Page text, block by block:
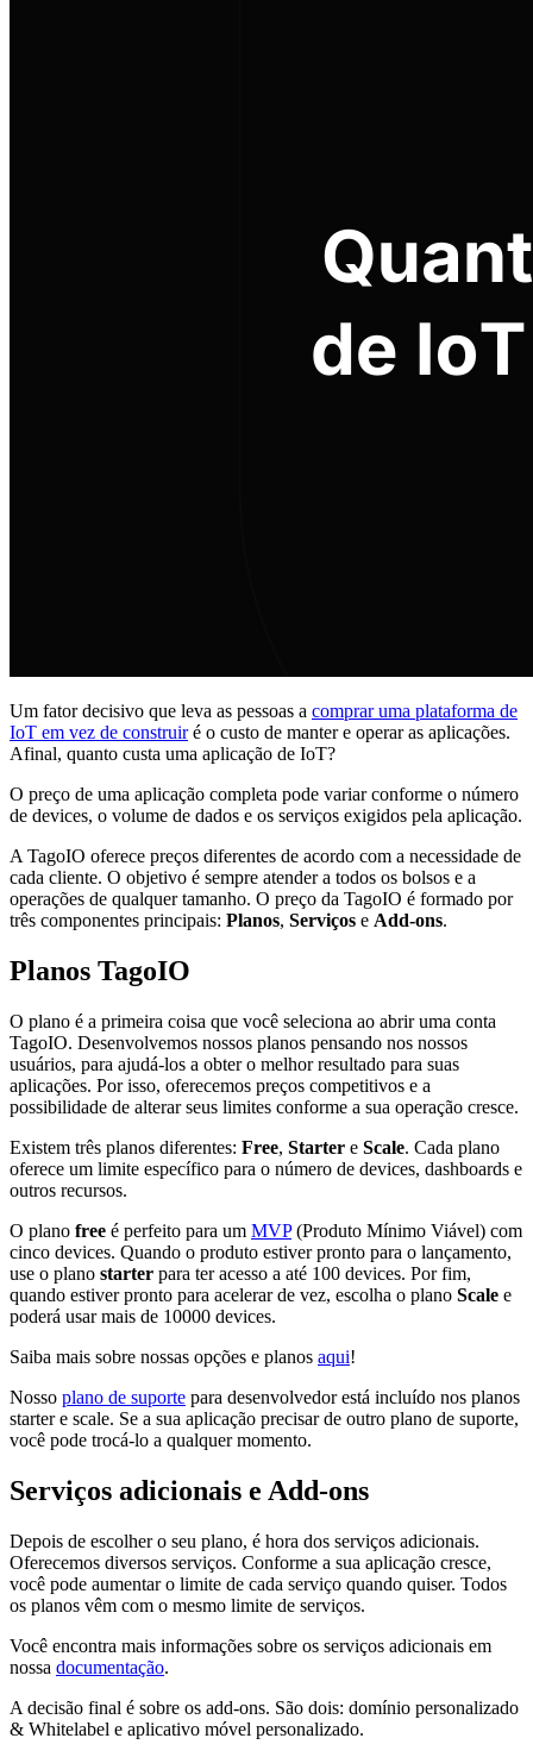
Um fator decisivo que leva as pessoas a comprar uma plataforma de
IoT em vez de construiré o custo de manter e operar as aplicações.
Afinal, quanto custa uma aplicação de IoT?
O preço de uma aplicação completa pode variar conforme o número
de devices, o volume de dados e os serviços exigidos pela aplicação.
A TagoIO oferece preços diferentes de acordo com a necessidade de
cada cliente. O objetivo é sempre atender a todos os bolsos e a
operações de qualquer tamanho. O preço da TagoIO é formado por
três componentes principais: Planos, Serviços e Add-ons.
Planos TagoIO
O plano é a primeira coisa que você seleciona ao abrir uma conta
TagoIO. Desenvolvemos nossos planos pensando nos nossos
usuários, para ajudá-los a obter o melhor resultado para suas
aplicações. Por isso, oferecemos preços competitivos e a
possibilidade de alterar seus limites conforme a sua operação cresce.
Existem três planos diferentes: Free, Starter e Scale. Cada plano
oferece um limite específico para o número de devices, dashboards e
outros recursos.
O plano free é perfeito para um MVP(Produto Mínimo Viável) com
cinco devices. Quando o produto estiver pronto para o lançamento,
use o plano starter para ter acesso a até 100 devices. Por fim,
quando estiver pronto para acelerar de vez, escolha o plano Scale e
poderá usar mais de 10000 devices.
Saiba mais sobre nossas opções e planos aqui!
Nosso plano de suporte para desenvolvedor está incluído nos planos
starter e scale. Se a sua aplicação precisar de outro plano de suporte,
você pode trocá-lo a qualquer momento.
Serviços adicionais e Add-ons
Depois de escolher o seu plano, é hora dos serviços adicionais.
Oferecemos diversos serviços. Conforme a sua aplicação cresce,
você pode aumentar o limite de cada serviço quando quiser. Todos
os planos vêm com o mesmo limite de serviços.
Você encontra mais informações sobre os serviços adicionais em
nossa documentação.
A decisão final é sobre os add-ons. São dois: domínio personalizado
& Whitelabel e aplicativo móvel personalizado.